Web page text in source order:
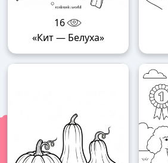
16
«Кит — Белуха»